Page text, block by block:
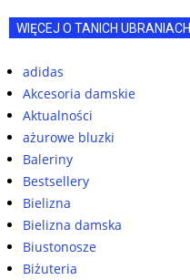
WIĘCEJ O TANICH UBRANIACH
adidas
Akcesoria damskie
Aktualności
ażurowe bluzki
Baleriny
Bestsellery
Bielizna
Bielizna damska
Biustonosze
Biżuteria